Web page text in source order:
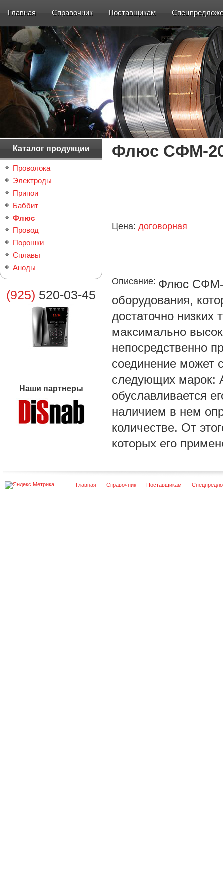
Главная Справочник Поставщикам
Каталог продукции
Проволока
Электроды
Припои
Баббит
Флюс
Провод
Порошки
Сплавы
Аноды
(925) 520-03-45
Наши партнеры
Флюс СФМ-
Цена: договорная
Описание: Флюс СФМ-
оборудования,
достаточно низких
максимально
непосредственно
соединение может
следующих марок:
обуславливается
наличием в нем
количестве. От
которых его
Главная Справочник Поставщикам